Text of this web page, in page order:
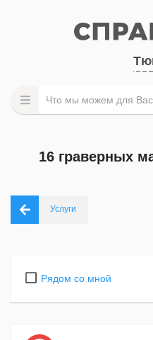
16 граверных
Услуги
Рядом со мной